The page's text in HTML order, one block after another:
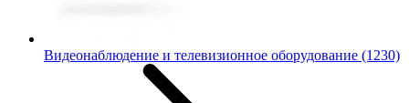
Видеонаблюдение и телевизионное оборудование (1230)